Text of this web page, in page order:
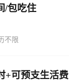
/包吃住
不限
+可预支生活费